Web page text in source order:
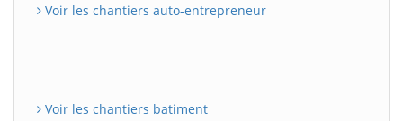
Voir les chantiers auto-entrepreneur
Voir les chantiers batiment